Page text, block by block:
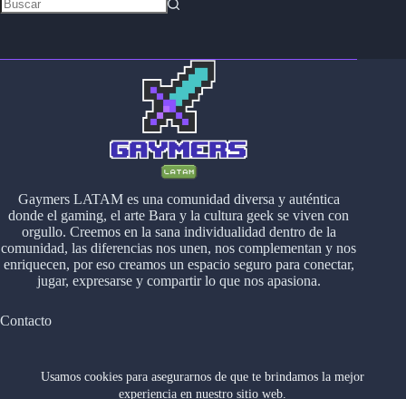
Usamos cookies para asegurarnos de que te brindamos la mejor
experiencia en nuestro sitio web.
Gaymers LATAM es una comunidad diversa y auténtica
donde el gaming, el arte Bara y la cultura geek se viven con
orgullo. Creemos en la sana individualidad dentro de la
comunidad, las diferencias nos unen, nos complementan y nos
enriquecen, por eso creamos un espacio seguro para conectar,
jugar, expresarse y compartir lo que nos apasiona.
Contacto